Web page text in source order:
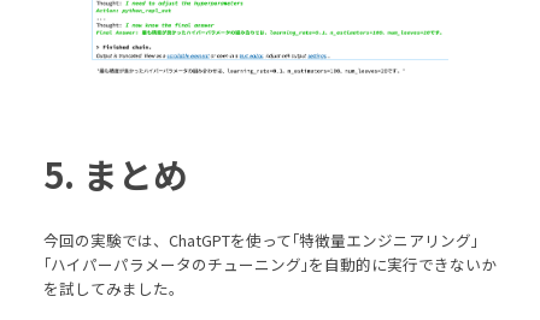
5. まとめ
今回の実験では、ChatGPTを使って｢特徴量エンジニアリング｣
｢ハイパーパラメータのチューニング｣を自動的に実行できないか
を試してみました。